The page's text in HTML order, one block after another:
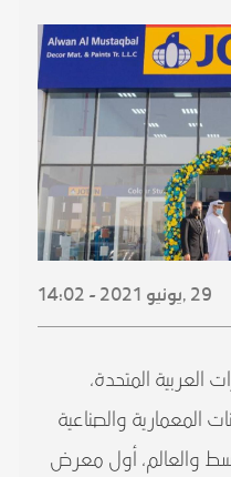
29 , يونيو 2021 - 14:02
العربية المتحدة،
المعمارية والصناعية
والعالم، أول معرض